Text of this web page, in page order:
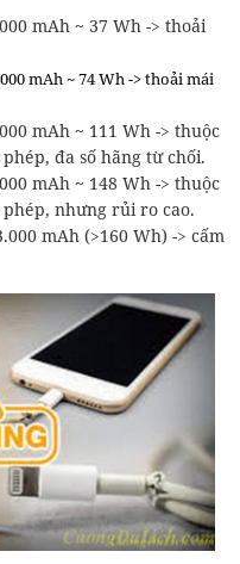
mAh ~ 37 Wh -> thoải
mAh ~ 74 Wh -> thoải mái
mAh ~ 111 Wh -> thuộc
đa số hãng từ chối.
mAh ~ 148 Wh -> thuộc
phép, nhưng rủi ro cao.
mAh (>160 Wh) -> cấm